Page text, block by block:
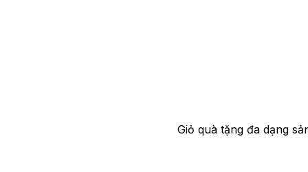
Giỏ quà tặng đa dạng